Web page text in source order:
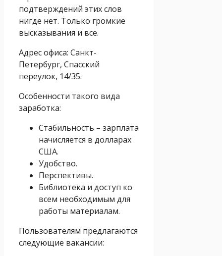
подтверждений этих слов
нигде нет. Только громкие
высказывания и все.
Адрес офиса: Санкт-
Петербург, Спасский
переулок, 14/35.
Особенности такого вида
заработка:
Стабильность – зарплата
начисляется в долларах
США.
Удобство.
Перспективы.
Библиотека и доступ ко
всем необходимым для
работы материалам.
Пользователям предлагаются
следующие вакансии: